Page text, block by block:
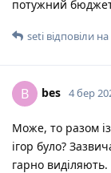
потужний
seti відповіли
B bes 4 бер
Може, то разом
ігор було?
гарно виділяють.